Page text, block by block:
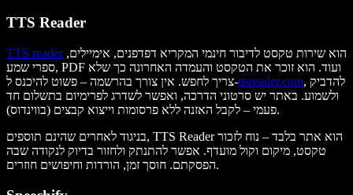
TTS Reader
TTS readerהוא שירות טקסט לדיבור חינמי המקריא דפדפנים, אימיילים,
ספרי שמע, PDF ועוד. הוא זוכר את הטקסט והעמדה האחרונה כך שלא
צריך לחפש. אין צורך בהרשמה – פשוט להיכנס ל-ttsreader.com, להדביק
ולשמוע. באתר יש סרטוני הדרכה, ואפשר לשדרג לפרימיום בתשלום חד
פעמי – לקבל האזנה ללא פרסומות וייצוא קבצים (בווינדוס).
בניגוד לאחרים שהינם תוספים, TTS Reader הוא אתר בלבד – נוח לזכור
טקסט, מיקום וקול מועדף. אפשר להתנתק ולחזור בדיוק לנקודה שבה
הפסקתם. חוסך זמן, הורדות וחיפושים חוזרים.